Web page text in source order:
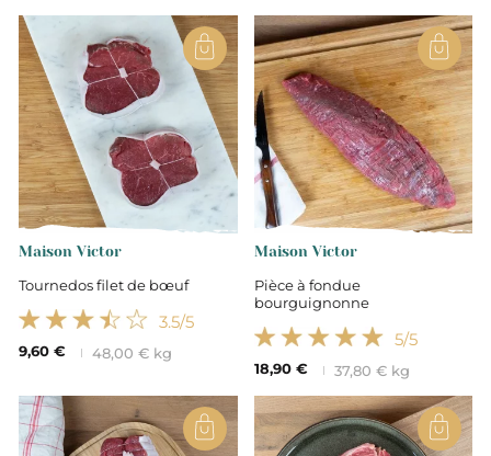
Maison Victor
Tournedos filet de bœuf
3.5/5
9,60 € 48,00 € kg
Maison Victor
Pièce à fondue
bourguignonne
5/5
18,90 € 37,80 € kg